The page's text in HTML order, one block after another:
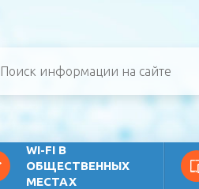
WI-FI В
ОБЩЕСТВЕННЫХ
МЕСТАХ